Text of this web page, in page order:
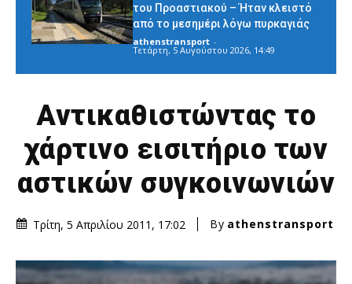
του Προαστιακού – Ήταν κλειστό
από το μεσημέρι λόγω πυρκαγιάς
athenstransport -
Τετάρτη, 5 Αυγούστου 2026, 14:49
Αντικαθιστώντας το
χάρτινο εισιτήριο των
αστικών συγκοινωνιών
Τρίτη, 5 Απριλίου 2011, 17:02 By athenstransport